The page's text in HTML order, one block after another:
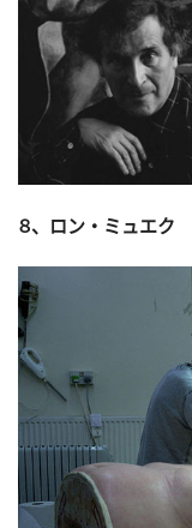
８、ロン・ミュエク